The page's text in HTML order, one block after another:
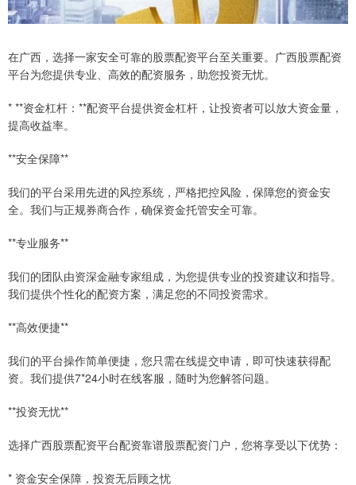
在广西，选择一家安全可靠的股票配资平台至关重要。广西股票配资
平台为您提供专业、高效的配资服务，助您投资无忧。
* **资金杠杆：**配资平台提供资金杠杆，让投资者可以放大资金量，
提高收益率。
**安全保障**
我们的平台采用先进的风控系统，严格把控风险，保障您的资金安
全。我们与正规券商合作，确保资金托管安全可靠。
**专业服务**
我们的团队由资深金融专家组成，为您提供专业的投资建议和指导。
我们提供个性化的配资方案，满足您的不同投资需求。
**高效便捷**
我们的平台操作简单便捷，您只需在线提交申请，即可快速获得配
资。我们提供7*24小时在线客服，随时为您解答问题。
**投资无忧**
选择广西股票配资平台配资靠谱股票配资门户，您将享受以下优势：
* 资金安全保障，投资无后顾之忧